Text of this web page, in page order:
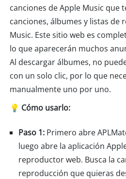
canciones de Apple Music que
canciones, álbumes y listas de
Music. Este sitio web es
lo que aparecerán muchos
Al descargar álbumes, no
con un solo clic, por lo que
manualmente uno por uno.
💡 Cómo usarlo:
Paso 1: Primero abre
luego abre la aplicación
reproductor web. Busca la
reproducción que quieras